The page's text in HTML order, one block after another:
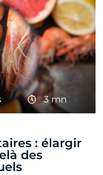
3 mn
: élargir
des